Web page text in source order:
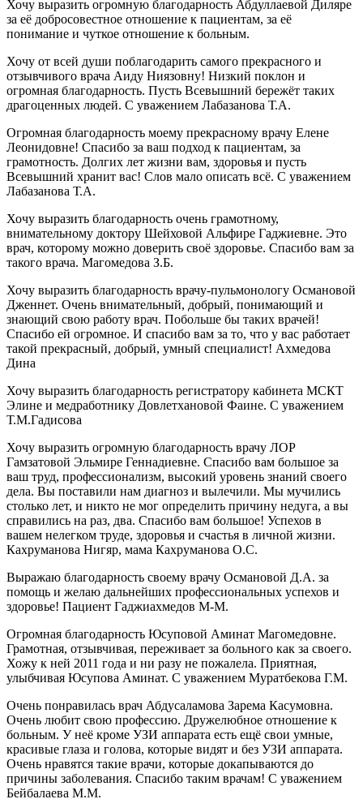
Хочу выразить огромную благодарность Абдуллаевой Диляре
за её добросовестное отношение к пациентам, за её
понимание и чуткое отношение к больным.
Хочу от всей души поблагодарить самого прекрасного и
отзывчивого врача Аиду Ниязовну! Низкий поклон и
огромная благодарность. Пусть Всевышний бережёт таких
драгоценных людей. С уважением Лабазанова Т.А.
Огромная благодарность моему прекрасному врачу Елене
Леонидовне! Спасибо за ваш подход к пациентам, за
грамотность. Долгих лет жизни вам, здоровья и пусть
Всевышний хранит вас! Слов мало описать всё. С уважением
Лабазанова Т.А.
Хочу выразить благодарность очень грамотному,
внимательному доктору Шейховой Альфире Гаджиевне. Это
врач, которому можно доверить своё здоровье. Спасибо вам за
такого врача. Магомедова З.Б.
Хочу выразить благодарность врачу-пульмонологу Османовой
Дженнет. Очень внимательный, добрый, понимающий и
знающий свою работу врач. Побольше бы таких врачей!
Спасибо ей огромное. И спасибо вам за то, что у вас работает
такой прекрасный, добрый, умный специалист! Ахмедова
Дина
Хочу выразить благодарность регистратору кабинета МСКТ
Элине и медработнику Довлетхановой Фаине. С уважением
Т.М.Гадисова
Хочу выразить огромную благодарность врачу ЛОР
Гамзатовой Эльмире Геннадиевне. Спасибо вам большое за
ваш труд, профессионализм, высокий уровень знаний своего
дела. Вы поставили нам диагноз и вылечили. Мы мучились
столько лет, и никто не мог определить причину недуга, а вы
справились на раз, два. Спасибо вам большое! Успехов в
вашем нелегком труде, здоровья и счастья в личной жизни.
Кахруманова Нигяр, мама Кахруманова О.С.
Выражаю благодарность своему врачу Османовой Д.А. за
помощь и желаю дальнейших профессиональных успехов и
здоровье! Пациент Гаджиахмедов М-М.
Огромная благодарность Юсуповой Аминат Магомедовне.
Грамотная, отзывчивая, переживает за больного как за своего.
Хожу к ней 2011 года и ни разу не пожалела. Приятная,
улыбчивая Юсупова Аминат. С уважением Муратбекова Г.М.
Очень понравилась врач Абдусаламова Зарема Касумовна.
Очень любит свою профессию. Дружелюбное отношение к
больным. У неё кроме УЗИ аппарата есть ещё свои умные,
красивые глаза и голова, которые видят и без УЗИ аппарата.
Очень нравятся такие врачи, которые докапываются до
причины заболевания. Спасибо таким врачам! С уважением
Бейбалаева М.М.